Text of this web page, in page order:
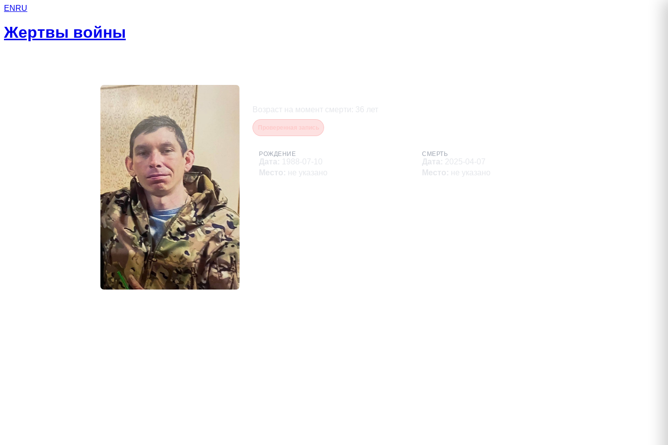
EN RU
Жертвы войны
Возраст на момент смерти : 36 лет
РОЖДЕНИЕ
Дата: 1988-07-10
Место: не указано
СМЕРТЬ
Дата: 2025-04-07
Место: не указано